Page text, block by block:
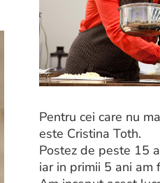
Pentru cei care nu
este Cristina Toth.
Postez de peste 15
iar in primii 5 ani am